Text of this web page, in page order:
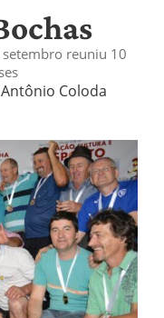
reuniu 10
Antônio Coloda